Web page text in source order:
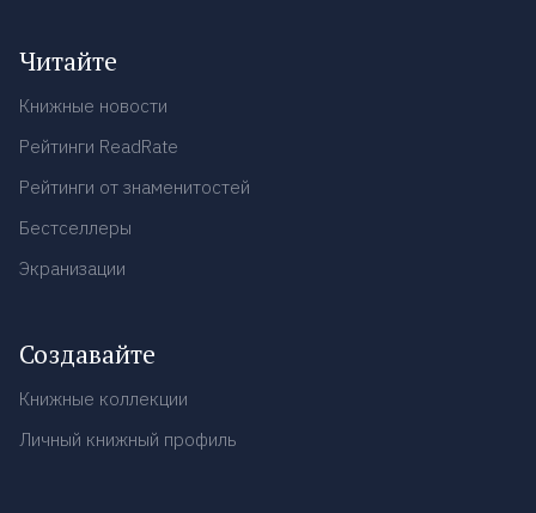
Читайте
Книжные новости
Рейтинги ReadRate
Рейтинги от знаменитостей
Бестселлеры
Экранизации
Создавайте
Книжные коллекции
Личный книжный профиль